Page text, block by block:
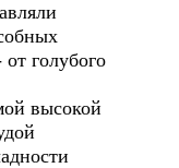
голубого
высокой